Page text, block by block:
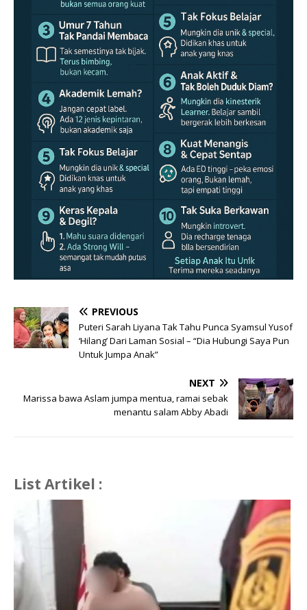
PREVIOUS
Puteri Sarah Liyana Tak Tahu Punca Syamsul Yusof
‘Hilang’ Dari Laman Sosial – “Dia Hubungi Saya Pun
Untuk Jumpa Anak”
NEXT
Marissa bawa Aslam jumpa mentua, ramai sebak
menantu salam Abby Abadi
List Artikel :